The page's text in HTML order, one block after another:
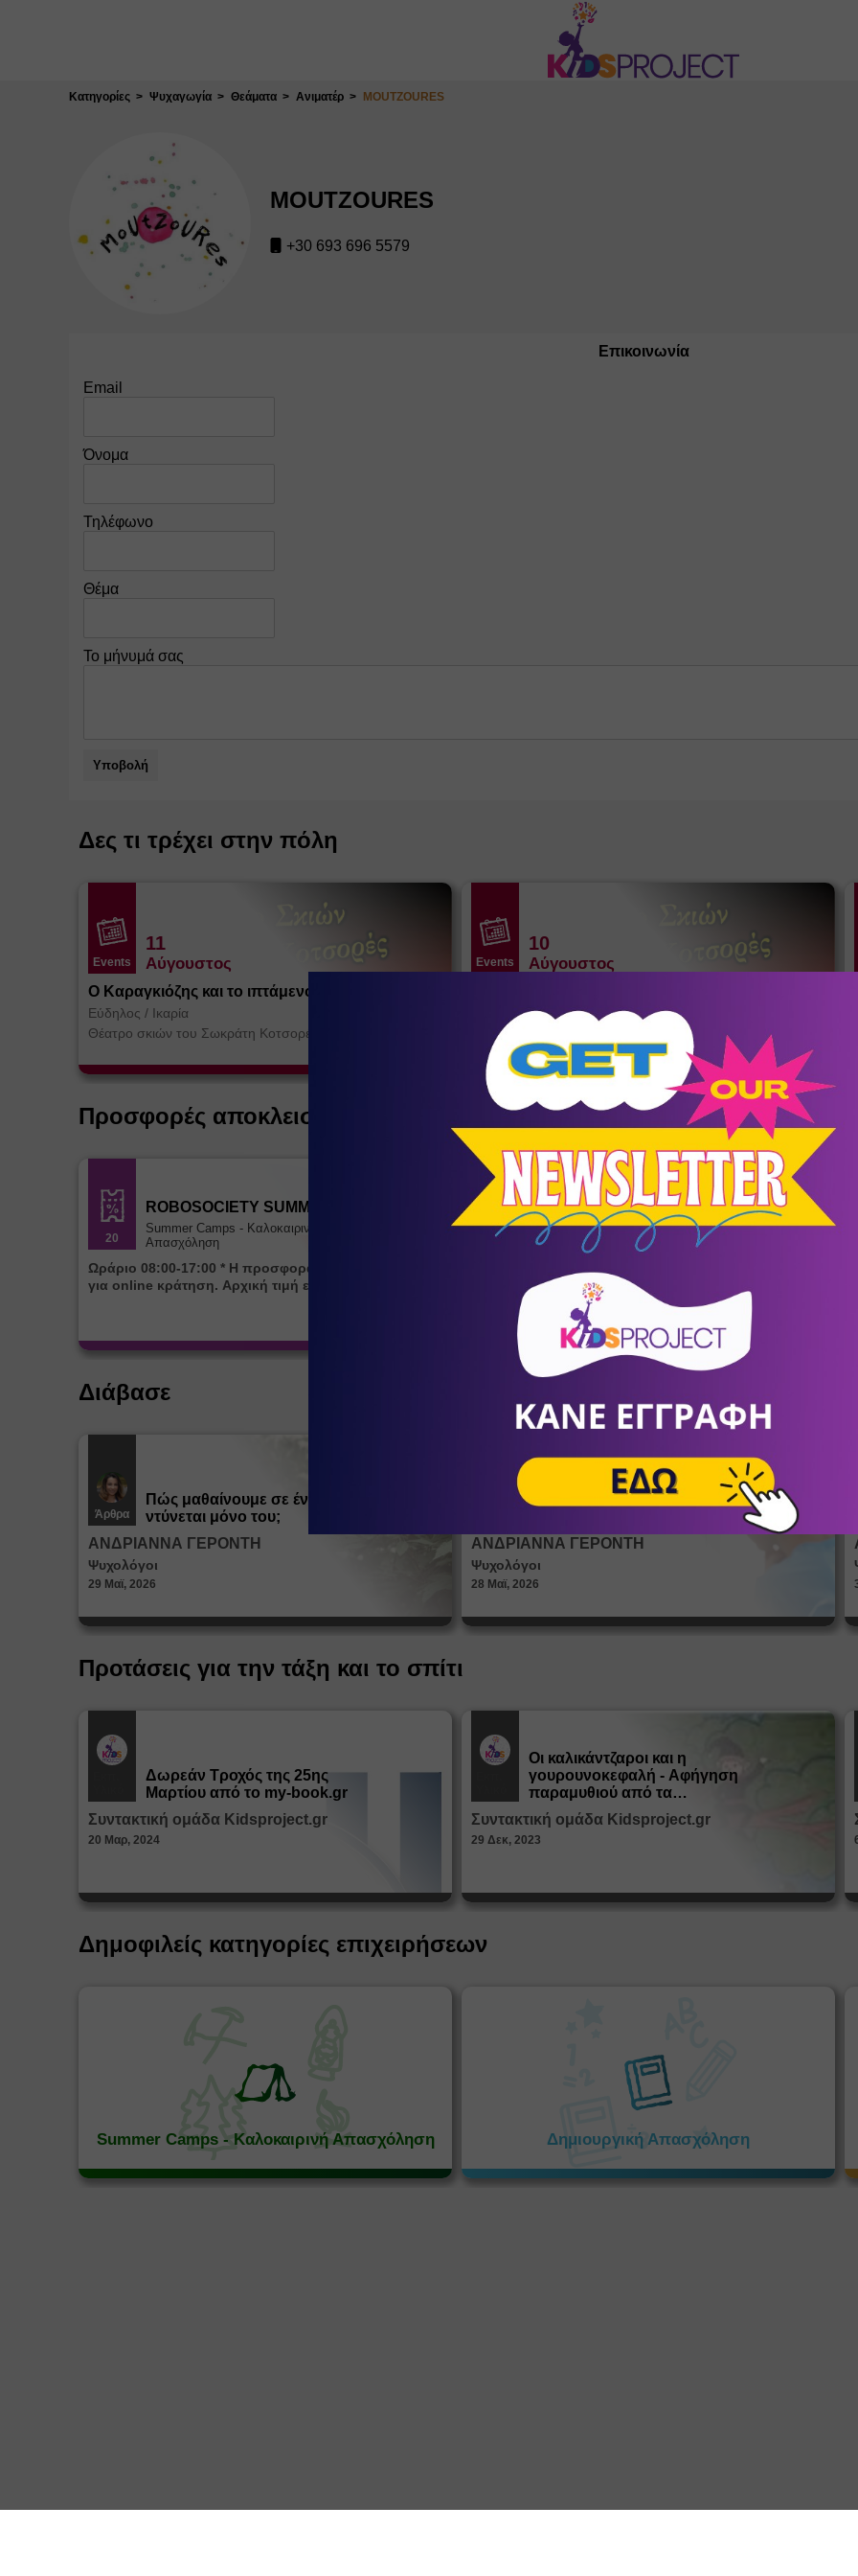
Κατηγορίες Ψυχαγωγία Θεάματα Ανιματέρ MOUTZOURES
MOUTZOURES
+30 693 696 5579
Επικοινωνία
Email
Όνομα
Τηλέφωνο
Θέμα
Το μήνυμά σας
Υποβολή
Δες τι τρέχει στην πόλη
Events
11
Αύγουστος
Ο Καραγκιόζης και το ιπτάμενο Τέρας
Εύδηλος / Ικαρία
Θέατρο σκιών του Σωκράτη Κοτσορέ
Events
10
Αύγουστος
/Ικαρία
Θέατρο σκιών του Σωκράτη Κοτσορέ
Προσφορές αποκλειστικά για εσένα
20
ROBOSOCIETY SUMMER CAMP
Summer Camps - Καλοκαιρινή
Απασχόληση
Ωράριο 08:00-17:00 * Η προσφορά ισχύει αποκλειστικά
για online κράτηση. Αρχική τιμή εβδομάδας 85€
9
KIDS LAB SUMMER CAMP
Summer Camps - Καλοκαιρινή
Απασχόληση
έκπτωση 10%. Τιμή εβδομάδας 90€+ΦΠΑ.
Διάβασε
Άρθρα
Πώς μαθαίνουμε σε ένα παιδί να
ντύνεται μόνο του;
ΑΝΔΡΙΑΝΝΑ ΓΕΡΟΝΤΗ
Ψυχολόγοι
29 Μαϊ, 2026
Πώς βλέπουν οι έφηβοι το σώμα
τους; Η σημασία της σεξουαλικής
αγωγής στη διαμόρφωση της
ταυτότητας
ΑΝΔΡΙΑΝΝΑ ΓΕΡΟΝΤΗ
Ψυχολόγοι
28 Μαϊ, 2026
Προτάσεις για την τάξη και το σπίτι
Δωρεάν Tροχός της 25ης
Μαρτίου από το my-book.gr
Συντακτική ομάδα Kidsproject.gr
20 Μαρ, 2024
Οι καλικάντζαροι και η
γουρουνοκεφαλή - Αφήγηση
παραμυθιού από τα
Παραμυθοκαμώματα
Συντακτική ομάδα Kidsproject.gr
29 Δεκ, 2023
Δημοφιλείς κατηγορίες επιχειρήσεων
Summer Camps - Καλοκαιρινή Απασχόληση Δημιουργική Απασχόληση